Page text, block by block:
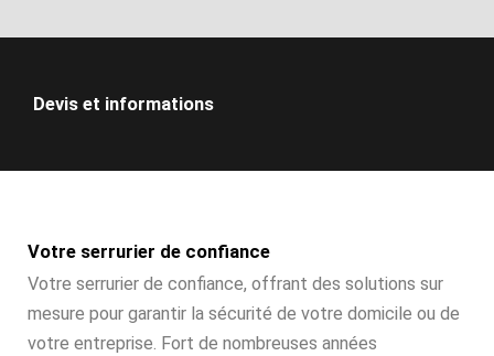
Devis et informations
Votre serrurier de confiance
Votre serrurier de confiance, offrant des solutions sur
mesure pour garantir la sécurité de votre domicile ou de
votre entreprise. Fort de nombreuses années